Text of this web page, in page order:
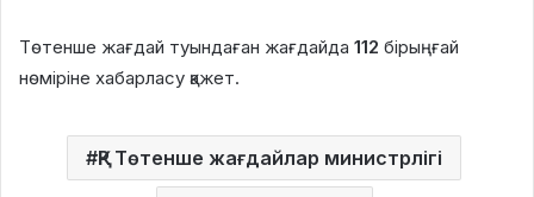
Төтенше жағдай туындаған жағдайда 112 бірыңғай
нөміріне хабарласу қажет.
ҚР Төтенше жағдайлар министрлігі